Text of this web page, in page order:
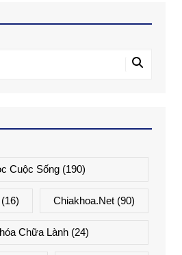
Cuộc Sống (190)
(16) Chiakhoa.net (90)
Chữa Lành(24)